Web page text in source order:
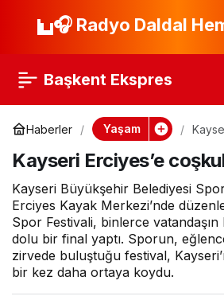
🎧 Radyo Daldal
Başkent Ekspres
Haberler Yaşam
Kayseri Erciyes’e
Kayseri Büyükşehir Belediyesi
Erciyes Kayak Merkezi’nde
Spor Festivali, binlerce vatandaşın
dolu bir final yaptı. Sporun,
zirvede buluştuğu festival,
bir kez daha ortaya koydu.
Bugün (17 Şubat)
Meteoroloji’den çok
sayıda ile kuvvetli
sağanak uyarısı!